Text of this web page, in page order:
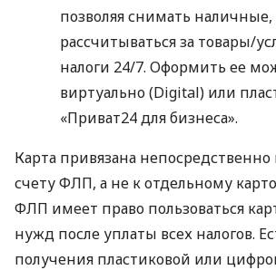
позволяя снимать наличные,
рассчитываться за товары/
налоги 24/7. Оформить ее
виртуально (Digital) или
«Приват24 для бизнеса».
Карта привязана
счету ФЛП, а не к отдельному
ФЛП имеет право пользоваться
нужд после уплаты всех налогов.
получения пластиковой или